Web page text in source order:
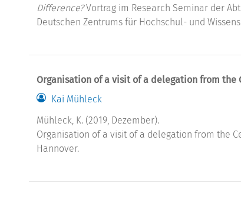
Difference?Vortrag im Research Seminar der
Deutschen Zentrums für Hochschul- und
Organisation of a visit of a delegation from the
Kai Mühleck
Mühleck, K. (2019, Dezember).
Organisation of a visit of a delegation from the
Hannover.